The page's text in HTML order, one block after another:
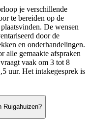
je verschillende
te bereiden op de
De wensen
door de
en onderhandelingen.
alle gemaakte afspraken
vaak om 3 tot 8
uur. Het intakegesprek is
Ruigahuizen?